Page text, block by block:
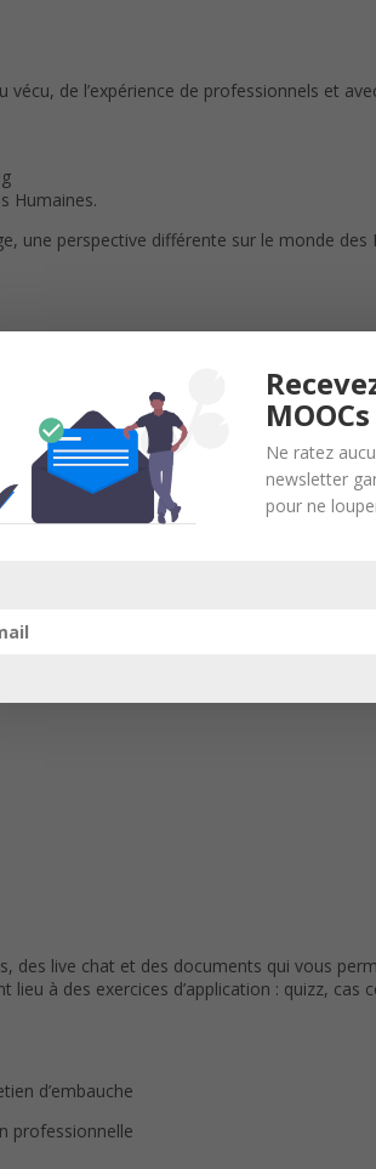
de l’expérience de professionnels et
Humaines.
une perspective différente sur le monde des
Humaines. Pour participer, il faut
des live chat et des documents qui vous
lieu à des exercices d’application : quizz, cas
d’embauche
professionnelle
Ne ratez
newsletter
pour ne